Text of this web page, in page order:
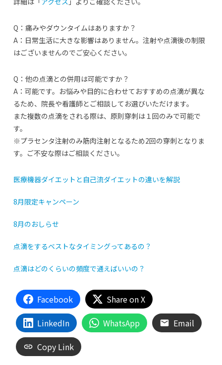
Q：痛みやダウンタイムはありますか？
A：日常生活に大きな影響はありません。注射や点滴後の制限
はございませんのでご安心ください。
Q：他の点滴との併用は可能ですか？
A：可能です。お悩みや目的に合わせておすすめの点滴が異な
るため、院長や看護師とご相談してお選びいただけます。
また複数の点滴をされる際は、原則穿刺は１回のみで可能で
す。
※プラセンタ注射のみ筋肉注射となるため2回の穿刺となりま
す。ご不安な際はご相談ください。
医療機器ダイエットと自己流ダイエットの違いを解説
8月限定キャンペーン
8月のおしらせ
点滴をするベストなタイミングってあるの？
点滴はどのくらいの頻度で通えばいいの？
Facebook
Share on X
LinkedIn
WhatsApp
Email
Copy Link